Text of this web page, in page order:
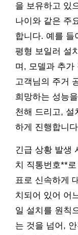
을 보유하고 있
나이와 같은 주
합니다. 예를 들
평형 보일러 설
며, 모델과 추가
고객님의 주거
희망하는 성능
천해 드리고, 설
하게 진행합니
긴급 상황 발생
치 직통번호**
표로 신속하게
치되어 있어 어
일 설치를 원칙
는 것을 넘어,